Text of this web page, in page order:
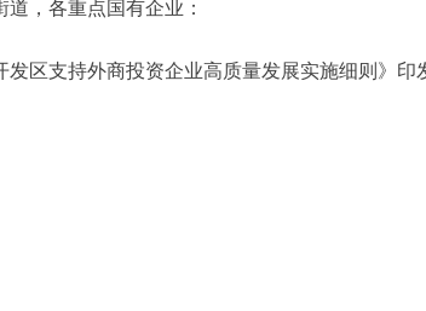
，各重点国有企业：
支持外商投资企业高质量发展实施细则》印